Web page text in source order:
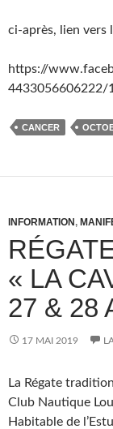
ci-après, lien vers
https://
4433056606222/
CANCER
INFORMATION ,
« LA
27 & 28
17 MAI 2019
La Régate
Club Nautique
Habitable de